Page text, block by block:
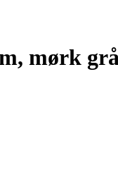
mørk